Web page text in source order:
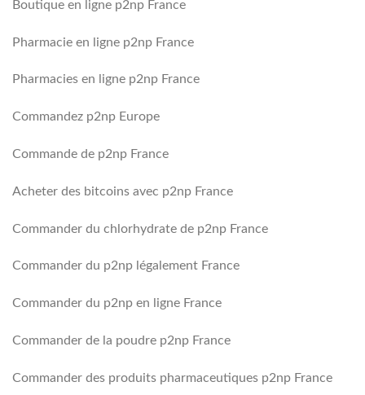
Boutique en ligne p2np France
Pharmacie en ligne p2np France
Pharmacies en ligne p2np France
Commandez p2np Europe
Commande de p2np France
Acheter des bitcoins avec p2np France
Commander du chlorhydrate de p2np France
Commander du p2np légalement France
Commander du p2np en ligne France
Commander de la poudre p2np France
Commander des produits pharmaceutiques p2np France